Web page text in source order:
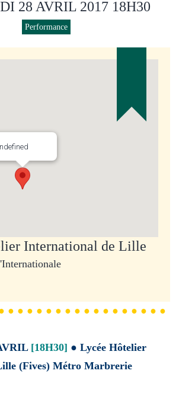
28 AVRIL 2017 18H30
Performance
International de Lille
● ● ● ● ● ● ● ● ● ● ● ● ● ● ● ● ●
[18H30] ● Lycée Hôtelier
(Fives) Métro Marbrerie